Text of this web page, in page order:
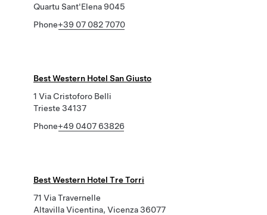
Quartu Sant'Elena 9045
Phone+39 07 082 7070
Best Western Hotel San Giusto
1 Via Cristoforo Belli
Trieste 34137
Phone+49 0407 63826
Best Western Hotel Tre Torri
71 Via Travernelle
Altavilla Vicentina, Vicenza 36077